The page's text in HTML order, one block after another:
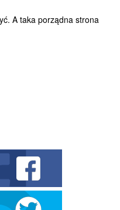
A taka porządna strona